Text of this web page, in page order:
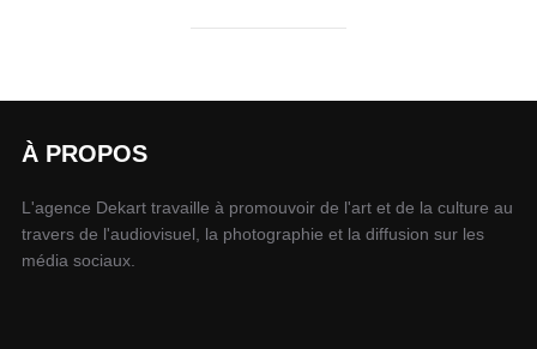
À PROPOS
L'agence Dekart travaille à promouvoir de l'art et de la culture au
travers de l'audiovisuel, la photographie et la diffusion sur les
média sociaux.